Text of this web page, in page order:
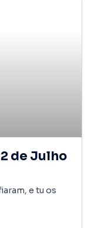
de Julho
e tu os